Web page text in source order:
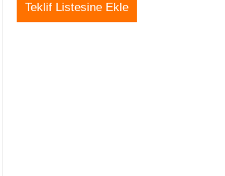
Teklif Listesine Ekle